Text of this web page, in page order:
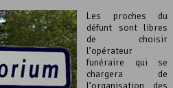
Les proches du
défunt sont libres
de choisir
l’opérateur
funéraire qui se
chargera de
l’organisation des